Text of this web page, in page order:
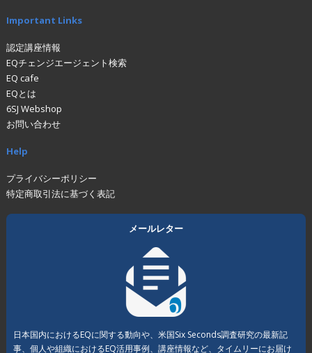
Important Links
認定講座情報
EQチェンジエージェント検索
EQ cafe
EQとは
6SJ Webshop
お問い合わせ
Help
プライバシーポリシー
特定商取引法に基づく表記
メールレター
日本国内におけるEQに関する動向や、米国Six Seconds調査研究の最新記
事、個人や組織におけるEQ活用事例、講座情報など、タイムリーにお届け